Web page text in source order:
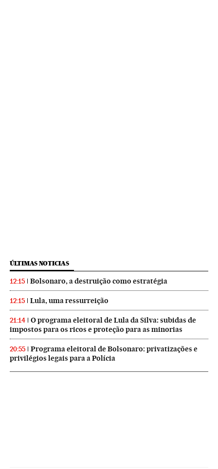
ÚLTIMAS NOTICIAS
12:15 Bolsonaro, a destruição como estratégia
12:15 Lula, uma ressurreição
21:14
O programa eleitoral de Lula da Silva: subidas de
impostos para os ricos e proteção para as minorias
20:55
Programa eleitoral de Bolsonaro: privatizações e
privilégios legais para a Polícia